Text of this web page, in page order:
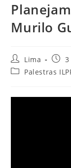
Murilo
Lima
Palestras